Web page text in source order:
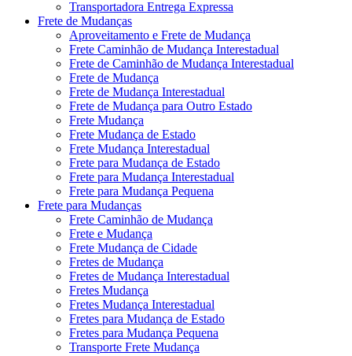
Transportadora Entrega Expressa
Frete de Mudanças
Aproveitamento e Frete de Mudança
Frete Caminhão de Mudança Interestadual
Frete de Caminhão de Mudança Interestadual
Frete de Mudança
Frete de Mudança Interestadual
Frete de Mudança para Outro Estado
Frete Mudança
Frete Mudança de Estado
Frete Mudança Interestadual
Frete para Mudança de Estado
Frete para Mudança Interestadual
Frete para Mudança Pequena
Frete para Mudanças
Frete Caminhão de Mudança
Frete e Mudança
Frete Mudança de Cidade
Fretes de Mudança
Fretes de Mudança Interestadual
Fretes Mudança
Fretes Mudança Interestadual
Fretes para Mudança de Estado
Fretes para Mudança Pequena
Transporte Frete Mudança